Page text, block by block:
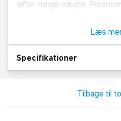
løfter tunge vægte.
rullespænde med dobbelt
løkker til fastgørelse af
hjælper dig med at støtte
tunge løft. Stabiliserer og
hjælper til balance og
Læs
Specifikationer
Tilbage til